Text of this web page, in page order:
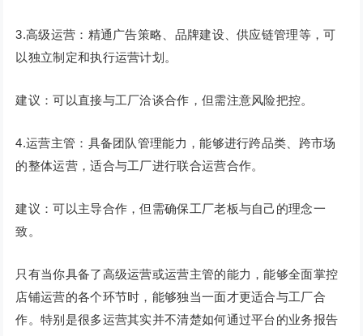
3.高级运营：精通广告策略、品牌建设、供应链管理等，可
以独立制定和执行运营计划。
建议：可以直接与工厂洽谈合作，但需注意风险把控。
4.运营主管：具备团队管理能力，能够进行跨品类、跨市场
的整体运营，适合与工厂进行联合运营合作。
建议：可以主导合作，但需确保工厂老板与自己的理念一
致。
只有当你具备了高级运营或运营主管的能力，能够全面掌控
店铺运营的各个环节时，能够独当一面才更适合与工厂合
作。特别是很多运营其实并不清楚如何通过平台的业务报告